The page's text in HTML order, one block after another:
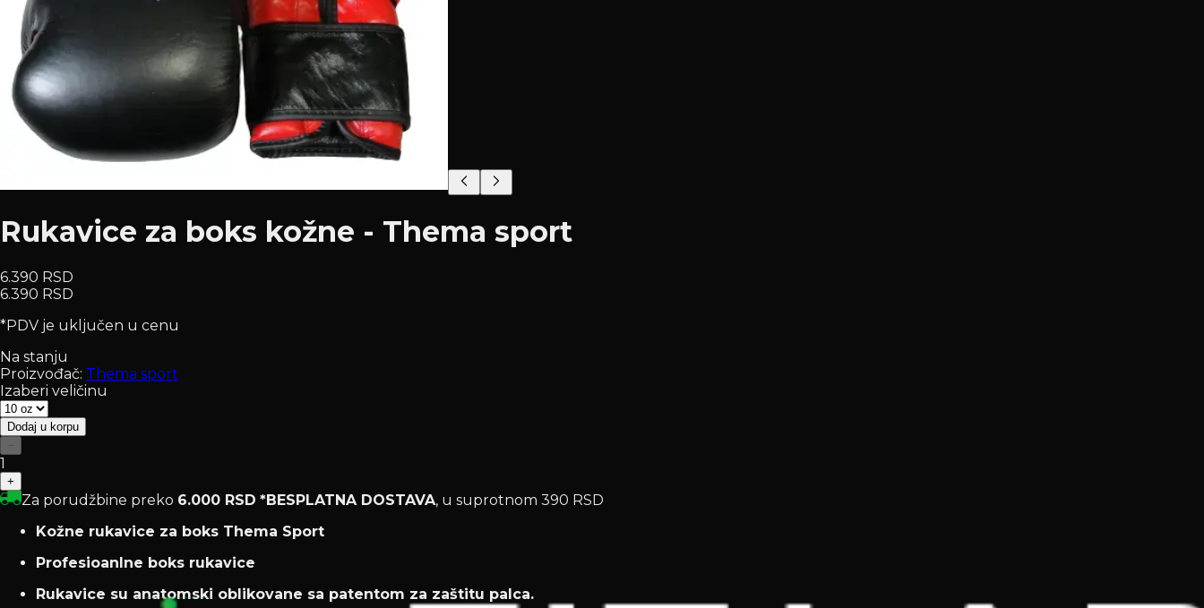
Rukavice za boks kožne - Thema sport
6.390 RSD
6.390 RSD
*PDV je uključen u cenu
Na stanju
Proizvođač: Thema sport
Izaberi veličinu
Dodaj u korpu
−
1
+
Za porudžbine preko 6.000 RSD *BESPLATNA DOSTAVA, u suprotnom 390 RSD
Kožne rukavice za boks Thema Sport
Profesioanlne boks rukavice
Rukavice su anatomski oblikovane sa patentom za zaštitu palca.